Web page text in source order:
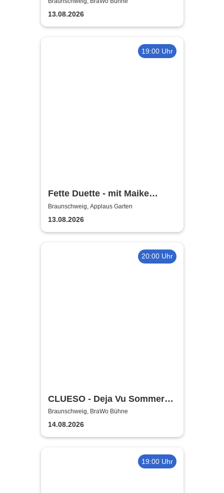
13.08.2026
19:00 Uhr
Fette Duette - mit Maike
Jacobs & Markus Schultze
Braunschweig, Applaus Garten
13.08.2026
20:00 Uhr
CLUESO - Deja Vu Sommer
Open Air
Braunschweig, BraWo Bühne
14.08.2026
19:00 Uhr